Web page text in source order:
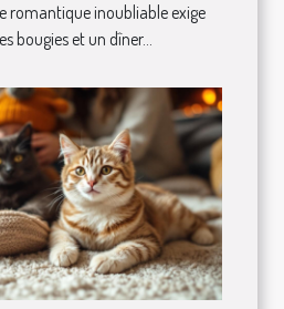
romantique inoubliable exige
bougies et un dîner...